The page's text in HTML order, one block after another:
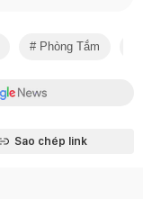
Phòng Tắm
Sao chép link